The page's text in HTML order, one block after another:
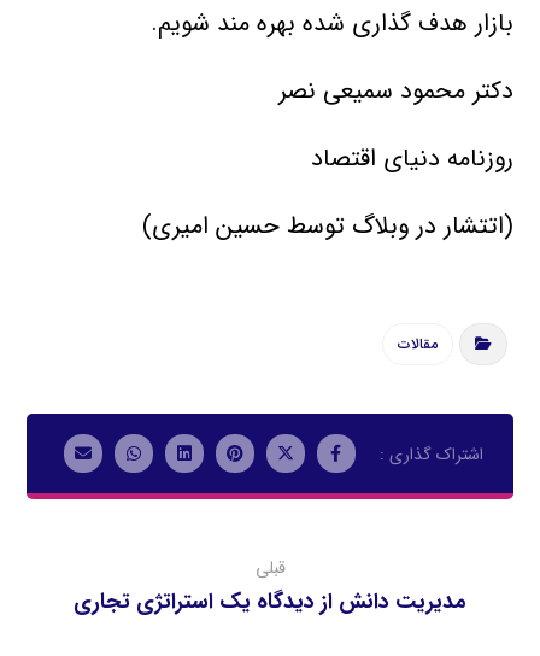
بازار هدف گذاری شده بهره مند شویم.
دکتر محمود سمیعی نصر
روزنامه دنیای اقتصاد
(اتتشار در وبلاگ توسط حسین امیری)
مقالات
قبلی
مديريت دانش از ديدگاه يك استراتژي تجاري